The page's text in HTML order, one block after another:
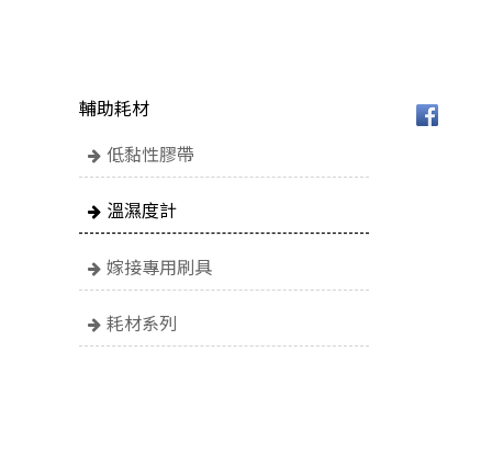
輔助耗材
低黏性膠帶
溫濕度計
嫁接專用刷具
耗材系列